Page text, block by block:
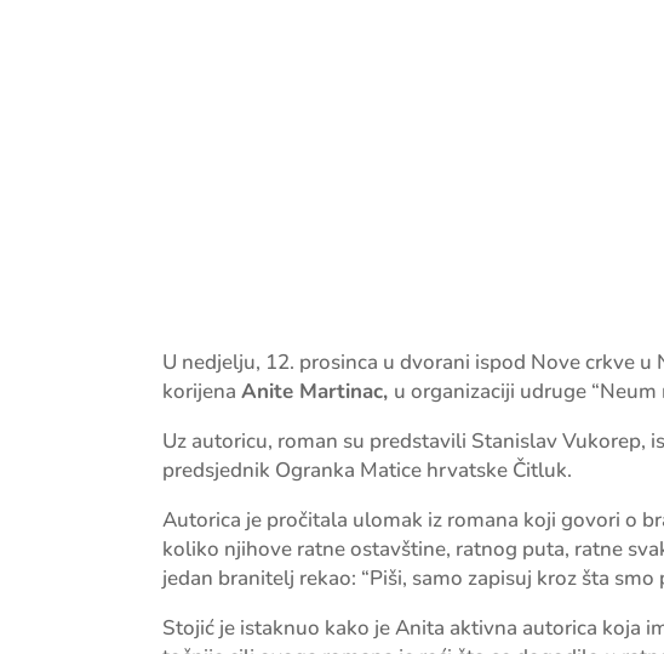
U nedjelju, 12. prosinca u dvorani ispod Nove crkve
korijenaAnite Martinac, u organizaciji udruge
Uz autoricu, roman su predstavili Stanislav
predsjednik Ogranka Matice hrvatske Čitluk.
Autorica je pročitala ulomak iz romana koji govori o
koliko njihove ratne ostavštine, ratnog puta, ratne
jedan branitelj rekao: “Piši, samo zapisuj kroz šta smo
Stojić je istaknuo kako je Anita aktivna autorica koja